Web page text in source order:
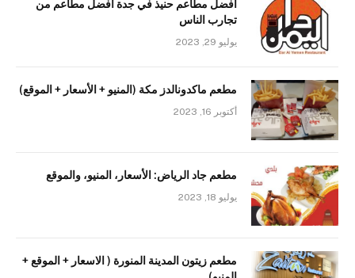
افضل مطاعم حنيذ في جدة افضل مطاعم من
تجارب الناس
يوليو 29, 2023
مطعم ماكدونالدز مكة (المنيو + الأسعار + الموقع)
أكتوبر 16, 2023
مطعم جاد الرياض: الأسعار، المنيو، والموقع
يوليو 18, 2023
مطعم زيتون المدينة المنورة ( الاسعار + الموقع +